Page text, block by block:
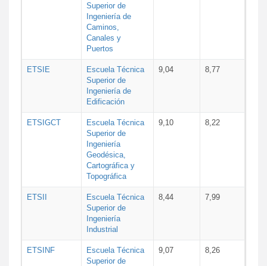
Superior de
Ingeniería de
Caminos,
Canales y
Puertos
ETSIE
Escuela Técnica
Superior de
Ingeniería de
Edificación
9,04 8,77
ETSIGCT
Escuela Técnica
Superior de
Ingeniería
Geodésica,
Cartográfica y
Topográfica
9,10 8,22
ETSII
Escuela Técnica
Superior de
Ingeniería
Industrial
8,44 7,99
ETSINF
Escuela Técnica
Superior de
9,07 8,26